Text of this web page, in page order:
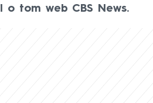
o tom web CBS News.